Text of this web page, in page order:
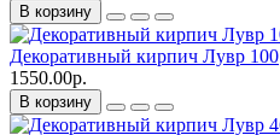
В корзину
Декоративный кирпич Лувр 100
1550.00р.
В корзину